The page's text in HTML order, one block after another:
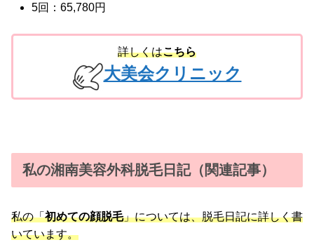
5回：65,780円
詳しくはこちら
大美会クリニック
私の湘南美容外科脱毛日記（関連記事）
私の「初めての顔脱毛」については、脱毛日記に詳しく書
いています。